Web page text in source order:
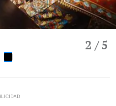
2 / 5